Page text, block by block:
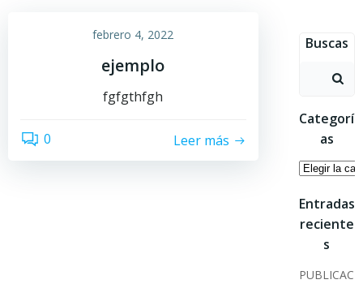
febrero 4, 2022
ejemplo
fgfgthfgh
0 Leer más
Buscas
Buscar:
Categorí
as
Entradas
reciente
s